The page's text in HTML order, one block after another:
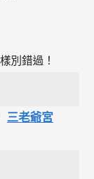
別錯過！
三老爺宮